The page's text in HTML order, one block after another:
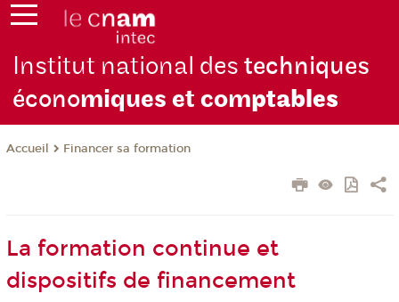
Institut national destechniques
économiques et comptables
Accueil Financer sa formation
La formation continue et
dispositifs de financement